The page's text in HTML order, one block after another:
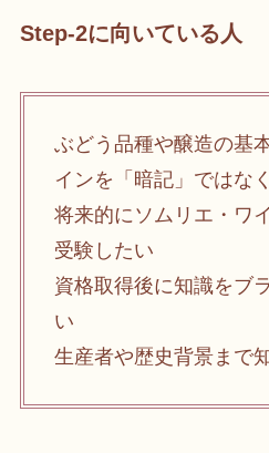
Step-2に向いている人
ぶどう品種や醸造の基
インを「暗記」ではな
将来的にソムリエ・ワ
受験したい
資格取得後に知識をブ
い
生産者や歴史背景まで